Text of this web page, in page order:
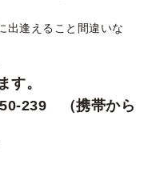
出逢えること間違いな
す。
239 （携帯から